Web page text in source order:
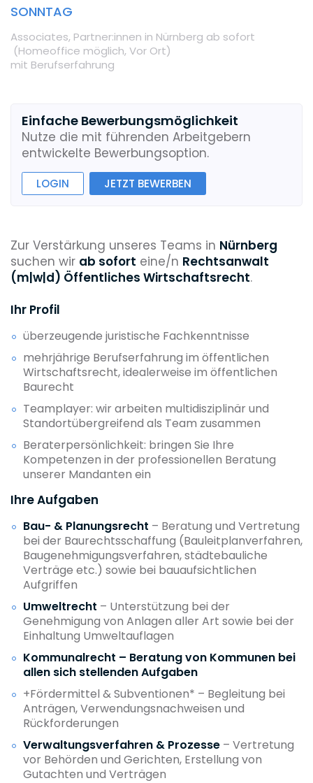
SONNTAG
Associates, Partner:innen in Nürnberg ab sofort
(Homeoffice möglich,Vor Ort)
mit Berufserfahrung
Einfache Bewerbungsmöglichkeit
Nutze die mit führenden Arbeitgebern
entwickelte Bewerbungsoption.
LOGIN JETZT BEWERBEN
Zur Verstärkung unseres Teams in Nürnberg
suchen wir ab sofort eine/n Rechtsanwalt
(m|w|d) Öffentliches Wirtschaftsrecht.
Ihr Profil
überzeugende juristische Fachkenntnisse
mehrjährige Berufserfahrung im öffentlichen
Wirtschaftsrecht, idealerweise im öffentlichen
Baurecht
Teamplayer: wir arbeiten multidisziplinär und
Standortübergreifend als Team zusammen
Beraterpersönlichkeit: bringen Sie Ihre
Kompetenzen in der professionellen Beratung
unserer Mandanten ein
Ihre Aufgaben
Bau- & Planungsrecht – Beratung und Vertretung
bei der Baurechtsschaffung (Bauleitplanverfahren,
Baugenehmigungsverfahren, städtebauliche
Verträge etc.) sowie bei bauaufsichtlichen
Aufgriffen
Umweltrecht – Unterstützung bei der
Genehmigung von Anlagen aller Art sowie bei der
Einhaltung Umweltauflagen
Kommunalrecht – Beratung von Kommunen bei
allen sich stellenden Aufgaben
+Fördermittel & Subventionen* – Begleitung bei
Anträgen, Verwendungsnachweisen und
Rückforderungen
Verwaltungsverfahren & Prozesse – Vertretung
vor Behörden und Gerichten, Erstellung von
Gutachten und Verträgen